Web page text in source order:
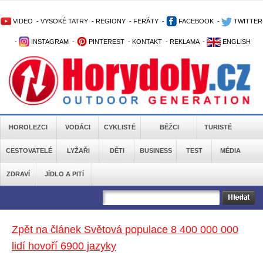
VIDEO - VYSOKÉ TATRY - REGIONY - FERÁTY - FACEBOOK - TWITTER
- INSTAGRAM - PINTEREST - KONTAKT - REKLAMA - ENGLISH
HOROLEZCI VODÁCI CYKLISTÉ BĚŽCI TURISTÉ
CESTOVATELÉ LYŽAŘI DĚTI BUSINESS TEST MÉDIA
ZDRAVÍ JÍDLO A PITÍ
Zpět na článek Světová populace 8 400 000 000
lidí hovoří 6900 jazyky